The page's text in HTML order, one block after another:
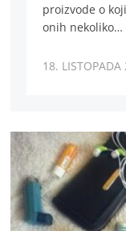
proizvode o
onih nekoliko…
18. LISTOPADA